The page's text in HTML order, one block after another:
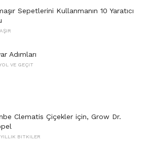
Sepetlerini Kullanmanın 10 Yaratıcı
Adımları
VE GEÇIT
Clematis Çiçekler için, Grow Dr.
BITKILER